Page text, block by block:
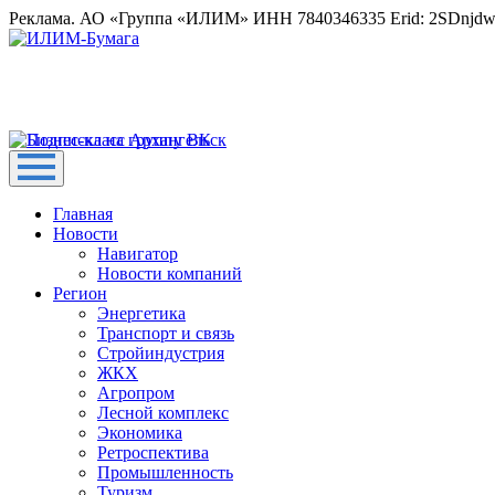
Реклама. АО «Группа «ИЛИМ» ИНН 7840346335 Erid:
Главная
Новости
Навигатор
Новости компаний
Регион
Энергетика
Транспорт и связь
Стройиндустрия
ЖКХ
Агропром
Лесной комплекс
Экономика
Ретроспектива
Промышленность